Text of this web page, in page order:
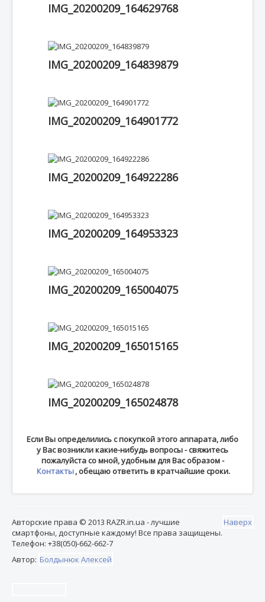
IMG_20200209_164629768
IMG_20200209_164839879
IMG_20200209_164901772
IMG_20200209_164922286
IMG_20200209_164953323
IMG_20200209_165004075
IMG_20200209_165015165
IMG_20200209_165024878
Если Вы определились с покупкой этого аппарата, либо
у Вас возникли какие-нибудь вопросы - свяжитесь
пожалуйста со мной, удобным для Вас образом -
Контакты, обещаю ответить в кратчайшие сроки.
Наверх
Авторские права © 2013 RAZR.in.ua - лучшие
смартфоны, доступные каждому! Все права защищены.
Телефон: +38(050)-662-662-7
Автор: Болдынюк Алексей